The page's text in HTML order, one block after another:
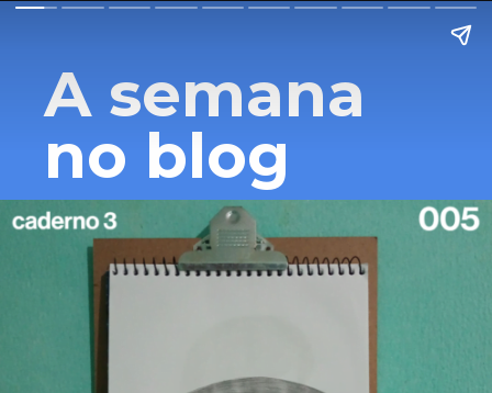
A semana
no blog